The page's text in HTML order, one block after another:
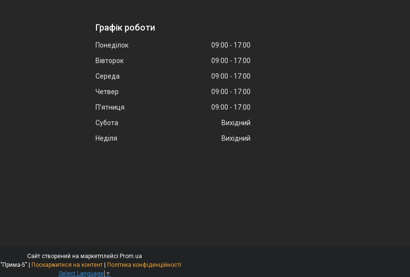
Графік роботи
Понеділок 09:00
17:00
Вівторок
09:00
17:00
Середа
09:00
17:00
Четвер
09:00
17:00
Пʼятниця
09:00
17:00
Субота
Вихідний
Неділя
Вихідний
Сайт створений на маркетплейсі Prom.ua
ТОВ "Прима-5" | Поскаржитися на контент | Політика конфіденційності
Select Language ▼